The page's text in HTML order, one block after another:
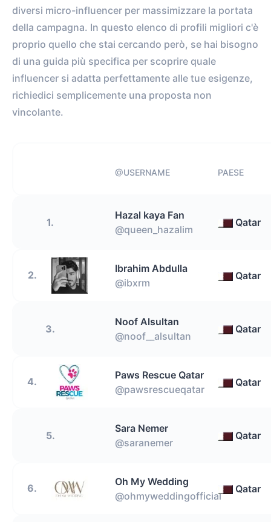
diversi micro-influencer per massimizzare la portata
della campagna. In questo elenco di profili migliori c'è
proprio quello che stai cercando però, se hai bisogno
di una guida più specifica per scoprire quale
influencer si adatta perfettamente alle tue esigenze,
richiedici semplicemente una proposta non
vincolante.
@USERNAME PAESE
1.
Hazal kaya Fan
@queen_hazalim
Qatar
2.
Ibrahim Abdulla
@ibxrm
Qatar
3.
Noof Alsultan
@noof__alsultan
Qatar
4.
Paws Rescue Qatar
@pawsrescueqatar
Qatar
5.
Sara Nemer
@saranemer
Qatar
6.
Oh My Wedding
@ohmyweddingofficial
Qatar